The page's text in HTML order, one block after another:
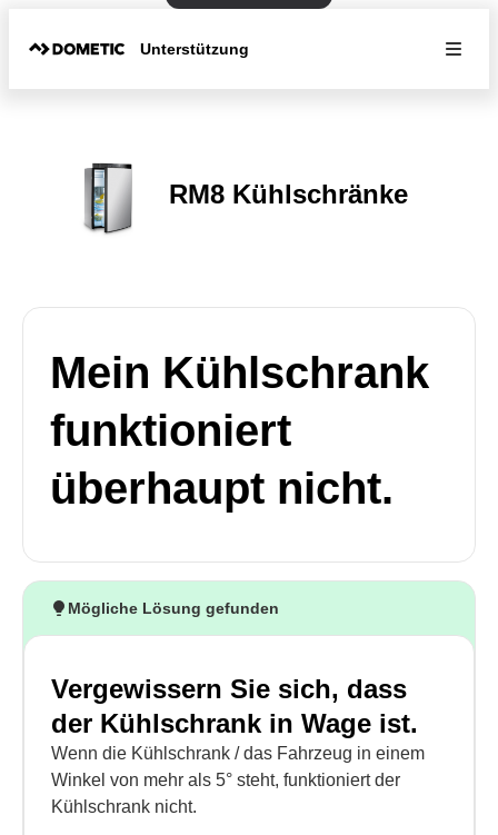
Unterstützung
RM8 Kühlschränke
Mein Kühlschrank
funktioniert
überhaupt nicht.
Mögliche Lösung gefunden
Vergewissern Sie sich, dass
der Kühlschrank in Wage ist.
Wenn die Kühlschrank / das Fahrzeug in einem
Winkel von mehr als 5° steht, funktioniert der
Kühlschrank nicht.